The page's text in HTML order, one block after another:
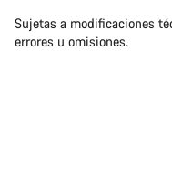
Sujetas a modificaciones
errores u omisiones.